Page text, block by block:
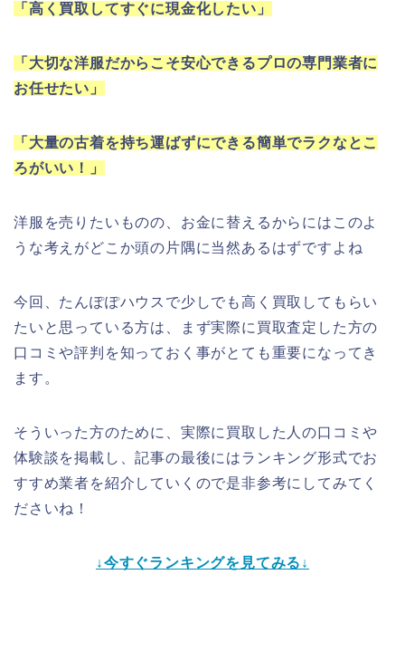
「高く買取してすぐに現金化したい」
「大切な洋服だからこそ安心できるプロの専門業者に
お任せたい」
「大量の古着を持ち運ばずにできる簡単でラクなとこ
ろがいい！」
洋服を売りたいものの、お金に替えるからにはこのよ
うな考えがどこか頭の片隅に当然あるはずですよね
今回、たんぽぽハウスで少しでも高く買取してもらい
たいと思っている方は、まず実際に買取査定した方の
口コミや評判を知っておく事がとても重要になってき
ます。
そういった方のために、実際に買取した人の口コミや
体験談を掲載し、記事の最後にはランキング形式でお
すすめ業者を紹介していくので是非参考にしてみてく
ださいね！
↓今すぐランキングを見てみる↓